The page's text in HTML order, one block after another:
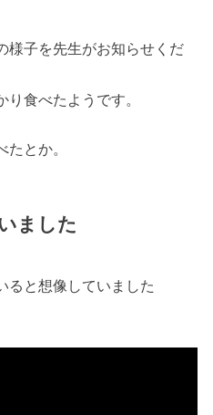
様子を先生がお知らせくだ
食べたようです。
とか。
ました
ると想像していました